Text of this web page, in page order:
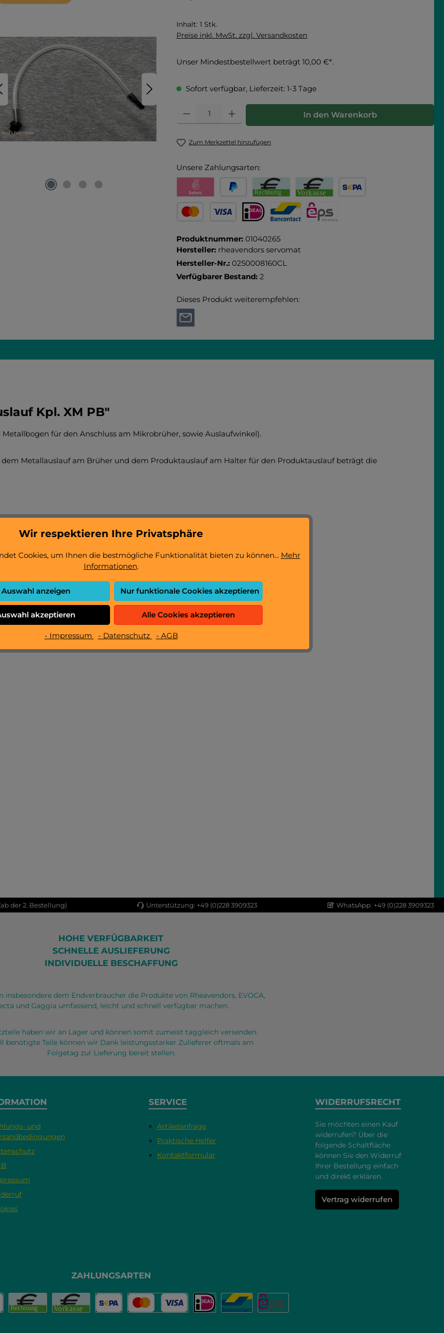
Inhalt: 1 Stk.
Preise inkl. MwSt. zzgl. Versandkosten
Unser Mindestbestellwert beträgt 10,00 €*.
Sofort verfügbar, Lieferzeit: 1-3 Tage
Produkt Anzahl: Gib den gewünschten Wert ein oder benutze die
In den Warenkorb
Zum Merkzettel hinzufügen
Unsere Zahlungsarten:
PayPal Rechnung Vorkasse
Produktnummer: 01040265
Hersteller: rheavendors servomat
Hersteller-Nr.: 0250008160CL
Verfügbarer Bestand: 2
Dieses Produkt weiterempfehlen:
Kpl. XM PB"
für den Anschluss am Mikrobrüher, sowie Auslaufwinkel).
Metallauslauf am Brüher und dem Produktauslauf am Halter für den Produktauslauf beträgt die
der 2. Bestellung) Unterstützung: +49 (0)228 3909323 WhatsApp: +49 (0)228 3909323
HOHE VERFÜGBARKEIT
SCHNELLE AUSLIEFERUNG
INDIVIDUELLE BESCHAFFUNG
dem Endverbraucher die Produkte von Rheavendors, EVOCA,
und Gaggia umfassend, leicht und schnell verfügbar machen.
haben wir an Lager und können somit zumeist taggleich versenden.
benötigte Teile können wir Dank leistungsstarker Zulieferer oftmals am
Folgetag zur Lieferung bereit stellen.
und
SERVICE
Artikelanfrage
Praktische Helfer
Kontaktformular
WIDERRUFSRECHT
Sie möchten einen Kauf
widerrufen? Über die
folgende Schaltfläche
können Sie den Widerruf
Ihrer Bestellung einfach
und direkt erklären.
Vertrag widerrufen
ZAHLUNGSARTEN
Wir respektieren Ihre Privatsphäre
Cookies, um Ihnen die bestmögliche Funktionalität bieten zu können... Mehr
Informationen.
Auswahl anzeigen Nur funktionale Cookies akzeptieren
akzeptieren Alle Cookies akzeptieren
- Impressum - Datenschutz - AGB